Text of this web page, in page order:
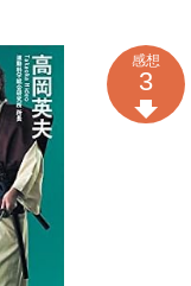
感想
3